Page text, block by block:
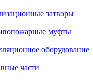
затворы
муфты
оборудование
части